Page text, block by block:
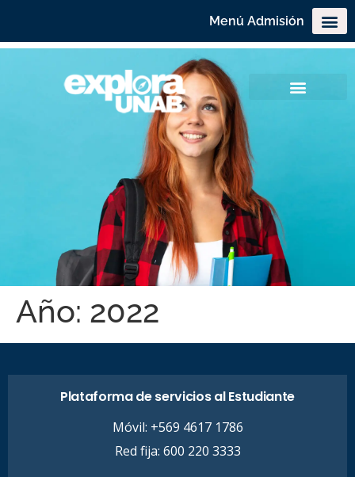
Menú Admisión
Año: 2022